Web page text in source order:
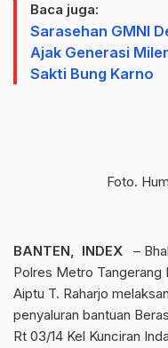
Baca juga:
Sarasehan GMNI
Ajak Generasi
Sakti Bung Karno
Foto.
BANTEN, INDEX –
Polres Metro Tangerang
Aiptu T. Raharjo
penyaluran bantuan
Rt 03/14 Kel Kunciran